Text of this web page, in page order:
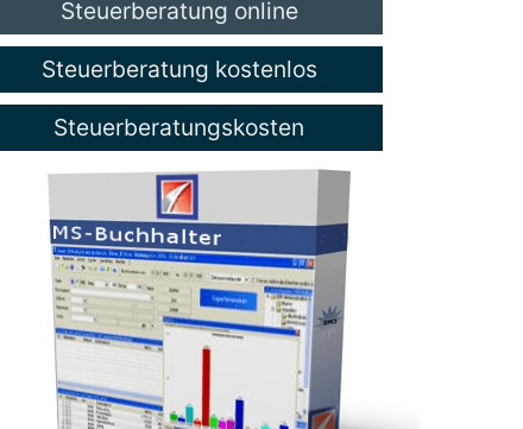
Steuerberatung online
Steuerberatung kostenlos
Steuerberatungskosten